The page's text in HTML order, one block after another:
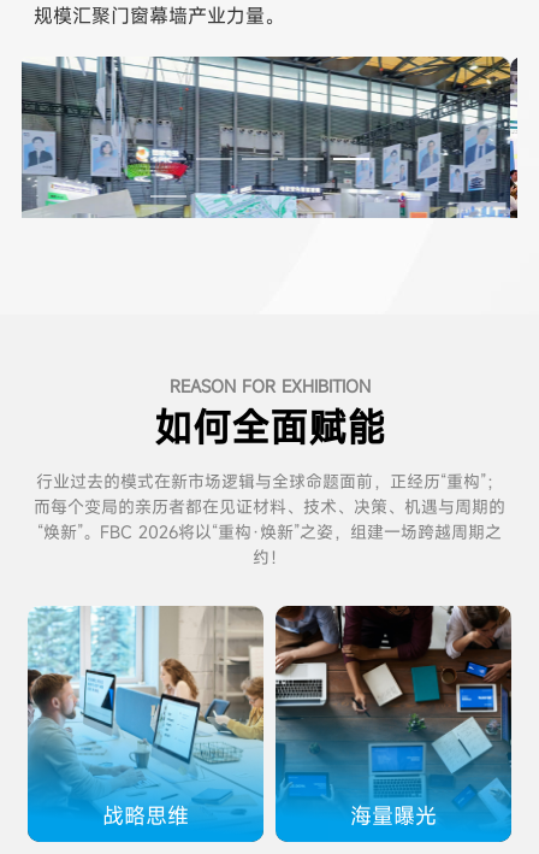
规模汇聚门窗幕墙产业力量。
REASON FOR EXHIBITION
如何全面赋能
行业过去的模式在新市场逻辑与全球命题面前，正经历“重构”；
而每个变局的亲历者都在见证材料、技术、决策、机遇与周期的
“焕新”。FBC 2026将以“重构·焕新”之姿，组建一场跨越周期之
约！
战略思维 海量曝光